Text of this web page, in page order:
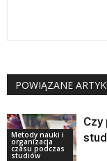
POWIĄZANE
Metody nauki i
organizacja
czasu podczas
studiów
Czy